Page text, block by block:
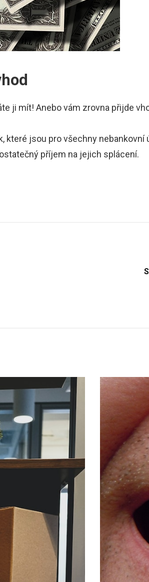
ji mít! Anebo vám zrovna přijde
které jsou pro všechny
příjem na jejich splácení.